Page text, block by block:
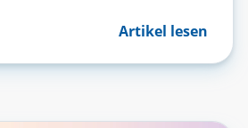
Artikel lesen